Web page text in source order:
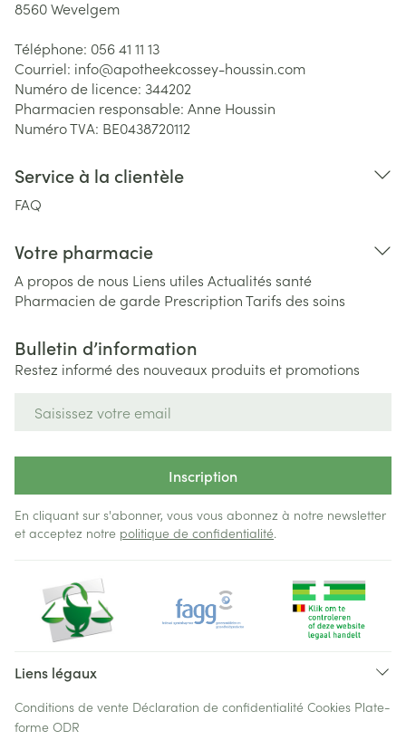
8560Wevelgem
Téléphone: 056 41 11 13
Courriel: info@apotheekcossey-houssin.com
Numéro de licence: 344202
Pharmacien responsable: Anne Houssin
Numéro TVA: BE0438720112
Service à la clientèle
FAQ
Votre pharmacie
A propos de nous Liens utiles Actualités santé
Pharmacien de garde PrescriptionTarifs des soins
Bulletin d’information
Restez informé des nouveaux produits et promotions
Inscription
En cliquant sur s'abonner, vous vous abonnez à notre newsletter
et acceptez notre politique de confidentialité.
Liens légaux
Conditions de vente Déclaration de confidentialité Cookies Plate-
forme ODR